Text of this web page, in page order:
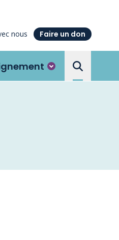
nous Faire un don
Search